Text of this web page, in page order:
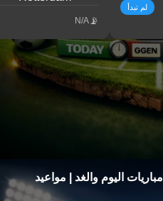
لم تبدأ
N/A
مباريات اليوم والغد | مواعيد